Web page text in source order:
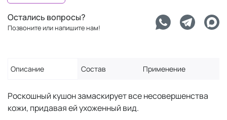
Остались вопросы?
Позвоните или напишите нам!
Описание Состав Применение
Роскошный кушон замаскирует все несовершенства
кожи, придавая ей ухоженный вид.